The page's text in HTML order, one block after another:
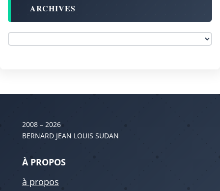
ARCHIVES
2008 – 2026
BERNARD JEAN LOUIS SUDAN
À PROPOS
à propos